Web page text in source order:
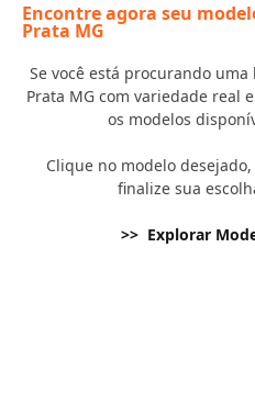
Encontre agora seu
Prata MG
Se você está procurando
Prata MG com variedade real
os modelos
Clique no modelo
finalize sua
>> Explorar